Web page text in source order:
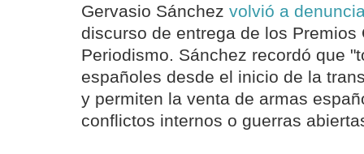
Gervasio Sánchez volvió a
discurso de entrega de los Premios
Periodismo. Sánchez recordó que
españoles desde el inicio de la
y permiten la venta de armas
conflictos internos o guerras